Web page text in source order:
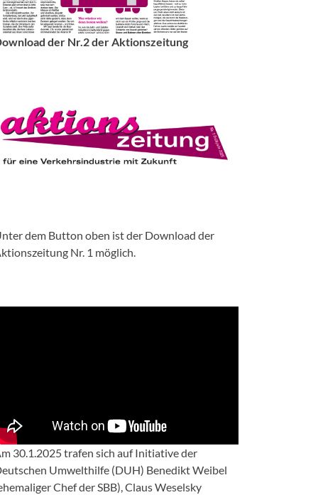
der Nr.2 der Aktionszeitung
dem Button oben ist der Download der
Nr. 1 möglich.
30.1.2025 trafen sich auf Initiative der
Umwelthilfe (DUH) Benedikt Weibel
Chef der SBB), Claus Weselsky